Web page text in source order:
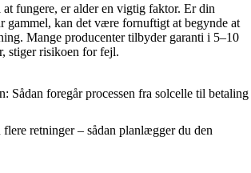
fungere, er alder en vigtig faktor. Er din
gammel, kan det være fornuftigt at begynde at
Mange producenter tilbyder garanti i 5–10
stiger risikoen for fejl.
Sådan foregår processen fra solcelle til betaling
flere retninger – sådan planlægger du den